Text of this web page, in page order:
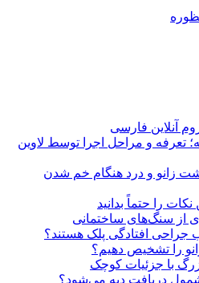
آنلاین فارسی
تعرفه و مراحل اجرا توسط لاوین
زانو و درد هنگام خم شدن
را حتماً بدانید
از سنگ‌های ساختمانی
جراحی افتادگی پلک هستند؟
را تشخیص دهیم؟
با جزئیات کوچک
دریافت دیه می‌شود؟